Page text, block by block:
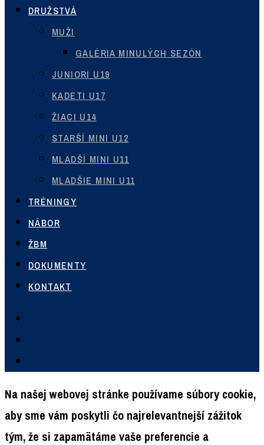
DRUŽSTVÁ
MUŽI
GALÉRIA MINULÝCH SEZÓN
JUNIORI U19
KADETI U17
ŽIACI U14
STARŠÍ MINI U12
MLADŠÍ MINI U11
MLADŠIE MINI U11
TRÉNINGY
NÁBOR
ŽBM
DOKUMENTY
KONTAKT
Na našej webovej stránke používame súbory cookie,
aby sme vám poskytli čo najrelevantnejší zážitok
tým, že si zapamätáme vaše preferencie a